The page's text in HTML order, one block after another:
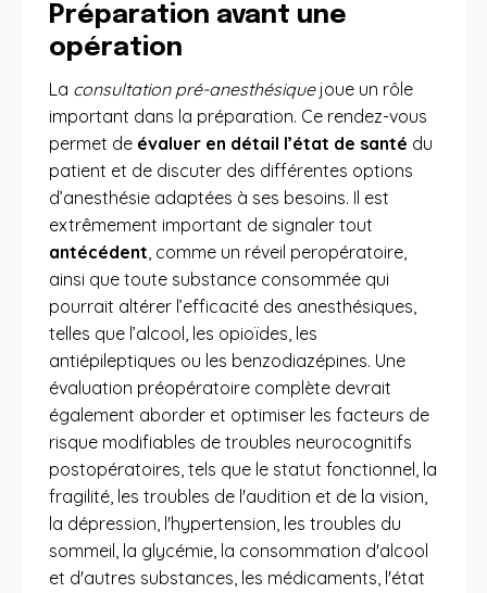
Préparation avant une
opération
La consultation pré-anesthésiquejoue un rôle
important dans la préparation. Ce rendez-vous
permet de évaluer en détail l’état de santé du
patient et de discuter des différentes options
d’anesthésie adaptées à ses besoins. Il est
extrêmement important de signaler tout
antécédent, comme un réveil peropératoire,
ainsi que toute substance consommée qui
pourrait altérer l’efficacité des anesthésiques,
telles que l’alcool, les opioïdes, les
antiépileptiques ou les benzodiazépines. Une
évaluation préopératoire complète devrait
également aborder et optimiser les facteurs de
risque modifiables de troubles neurocognitifs
postopératoires, tels que le statut fonctionnel, la
fragilité, les troubles de l'audition et de la vision,
la dépression, l'hypertension, les troubles du
sommeil, la glycémie, la consommation d'alcool
et d'autres substances, les médicaments, l'état